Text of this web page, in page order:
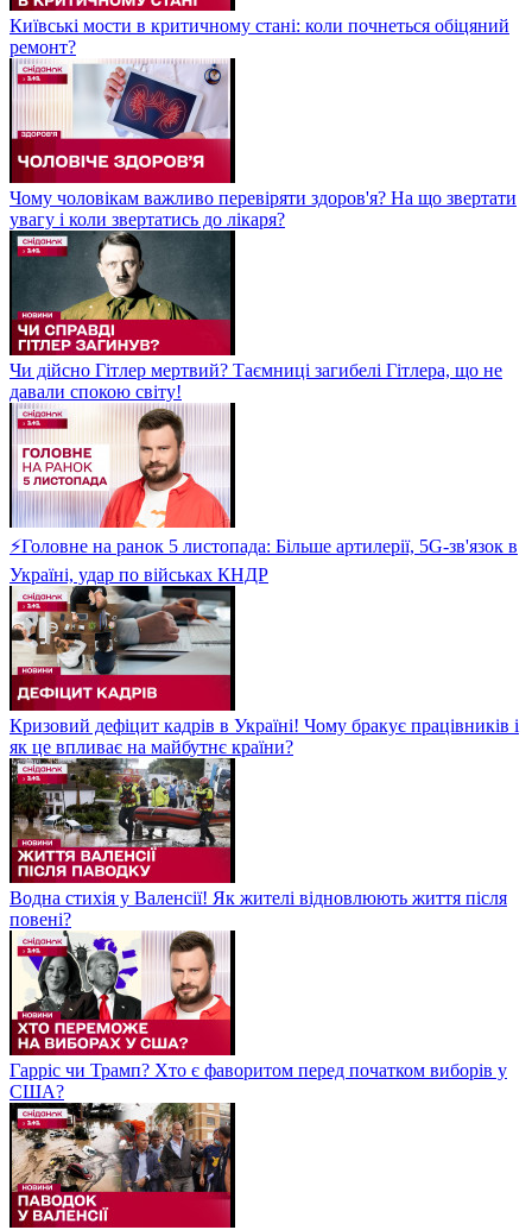
Київські мости в критичному стані: коли почнеться обіцяний
ремонт?
Чому чоловікам важливо перевіряти здоров'я? На що звертати
увагу і коли звертатись до лікаря?
Чи дійсно Гітлер мертвий? Таємниці загибелі Гітлера, що не
давали спокою світу!
⚡Головне на ранок 5 листопада: Більше артилерії, 5G-зв'язок в
Україні, удар по військах КНДР
Кризовий дефіцит кадрів в Україні! Чому бракує працівників і
як це впливає на майбутнє країни?
Водна стихія у Валенсії! Як жителі відновлюють життя після
повені?
Гарріс чи Трамп? Хто є фаворитом перед початком виборів у
США?